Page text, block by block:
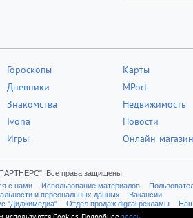
Гороскопы
Дневники
Знакомства
Ivona
Игры
Карты
MPort
Недвижимость
Новости
Онлайн-магазин
Все права защищены.
с нами Использование материалов
и персональных данных
Вакансии
"Диджимедиа" Отдел продаж digital рекламы